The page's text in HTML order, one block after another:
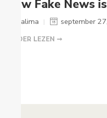
How Fake News
Salima september
VERDER LEZEN ➞